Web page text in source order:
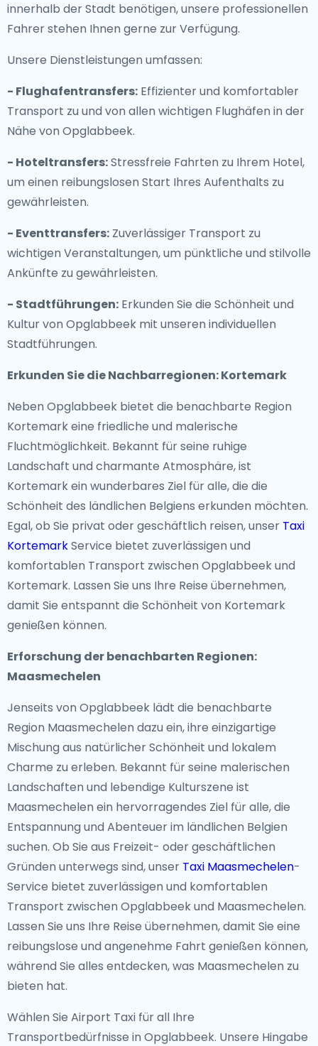
innerhalb der Stadt benötigen, unsere professionellen
Fahrer stehen Ihnen gerne zur Verfügung.
Unsere Dienstleistungen umfassen:
- Flughafentransfers: Effizienter und komfortabler
Transport zu und von allen wichtigen Flughäfen in der
Nähe von Opglabbeek.
- Hoteltransfers:Stressfreie Fahrten zu Ihrem Hotel,
um einen reibungslosen Start Ihres Aufenthalts zu
gewährleisten.
- Eventtransfers: Zuverlässiger Transport zu
wichtigen Veranstaltungen, um pünktliche und stilvolle
Ankünfte zu gewährleisten.
- Stadtführungen: Erkunden Sie die Schönheit und
Kultur von Opglabbeek mit unseren individuellen
Stadtführungen.
Erkunden Sie die Nachbarregionen: Kortemark
Neben Opglabbeek bietet die benachbarte Region
Kortemark eine friedliche und malerische
Fluchtmöglichkeit. Bekannt für seine ruhige
Landschaft und charmante Atmosphäre, ist
Kortemark ein wunderbares Ziel für alle, die die
Schönheit des ländlichen Belgiens erkunden möchten.
Egal, ob Sie privat oder geschäftlich reisen, unser Taxi
KortemarkService bietet zuverlässigen und
komfortablen Transport zwischen Opglabbeek und
Kortemark. Lassen Sie uns Ihre Reise übernehmen,
damit Sie entspannt die Schönheit von Kortemark
genießen können.
Erforschung der benachbarten Regionen:
Maasmechelen
Jenseits von Opglabbeek lädt die benachbarte
Region Maasmechelen dazu ein, ihre einzigartige
Mischung aus natürlicher Schönheit und lokalem
Charme zu erleben. Bekannt für seine malerischen
Landschaften und lebendige Kulturszene ist
Maasmechelen ein hervorragendes Ziel für alle, die
Entspannung und Abenteuer im ländlichen Belgien
suchen. Ob Sie aus Freizeit- oder geschäftlichen
Gründen unterwegs sind, unser Taxi Maasmechelen-
Service bietet zuverlässigen und komfortablen
Transport zwischen Opglabbeek und Maasmechelen.
Lassen Sie uns Ihre Reise übernehmen, damit Sie eine
reibungslose und angenehme Fahrt genießen können,
während Sie alles entdecken, was Maasmechelen zu
bieten hat.
Wählen Sie Airport Taxi für all Ihre
Transportbedürfnisse in Opglabbeek. Unsere Hingabe